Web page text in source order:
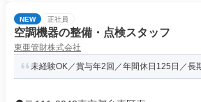
NEW 正社員
空調機器の整備・点検スタッフ
東亜管財株式会社
未経験OK／賞与年2回／年間休日125日／長